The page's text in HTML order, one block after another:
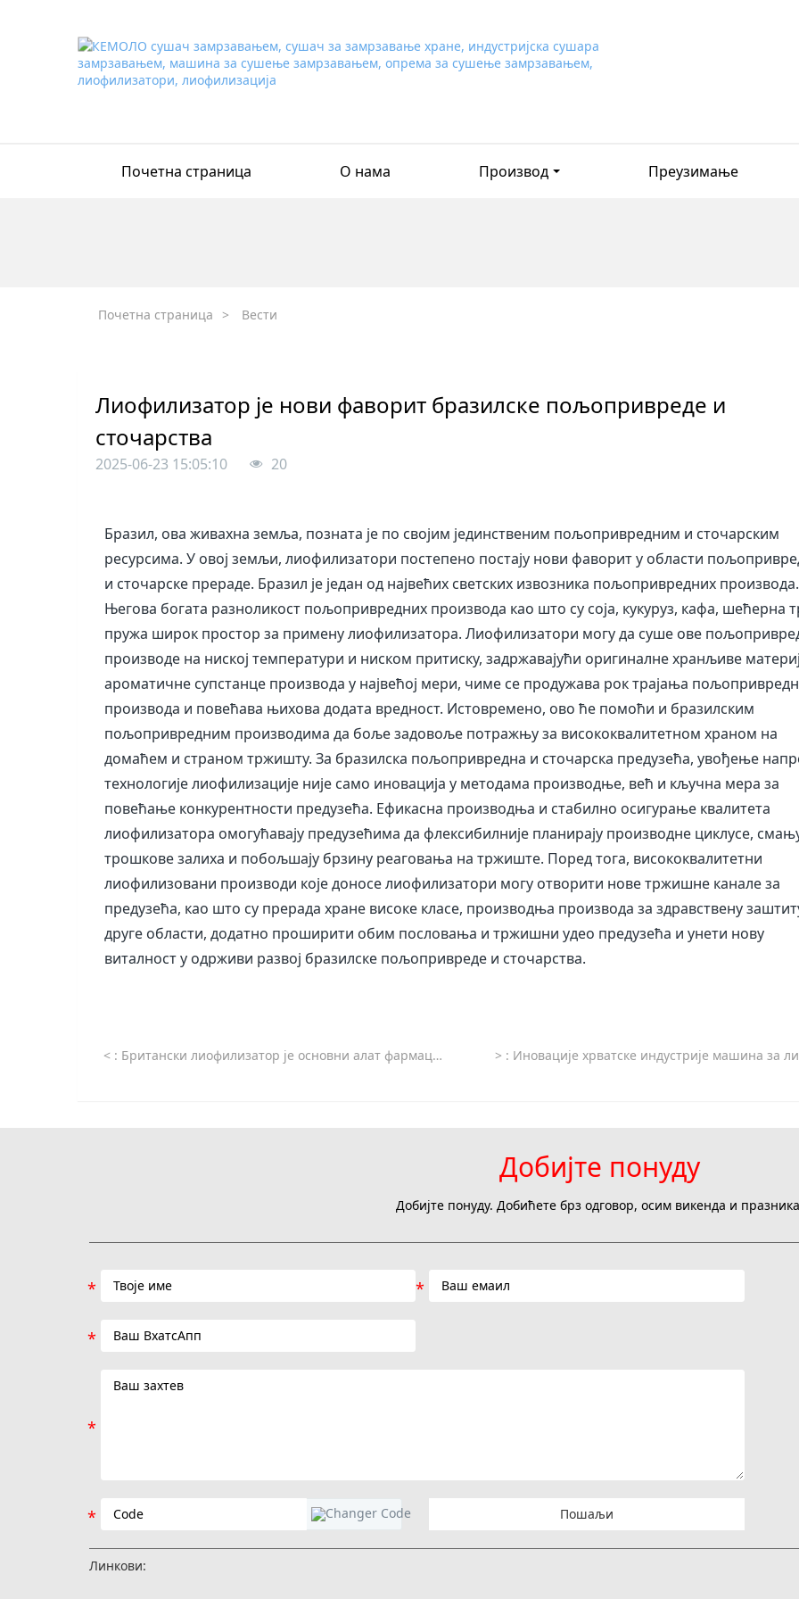
Почетна страница О нама Производ Преузимање
Почетна страница > Вести
Лиофилизатор је нови фаворит бразилске пољопривреде и
сточарства
2025-06-23 15:05:10 20
Бразил, ова живахна земља, позната је по својим јединственим пољопривредним и сточарским
ресурсима. У овој земљи, лиофилизатори постепено постају нови фаворит у области
и сточарске прераде. Бразил је један од највећих светских извозника пољопривредних производа.
Његова богата разноликост пољопривредних производа као што су соја, кукуруз, кафа, шећерна
пружа широк простор за примену лиофилизатора. Лиофилизатори могу да суше ове
производе на ниској температури и ниском притиску, задржавајући оригиналне хранљиве
ароматичне супстанце производа у највећој мери, чиме се продужава рок трајања
производа и повећава њихова додата вредност. Истовремено, ово ће помоћи и бразилским
пољопривредним производима да боље задовоље потражњу за висококвалитетном храном на
домаћем и страном тржишту. За бразилска пољопривредна и сточарска предузећа, увођење
технологије лиофилизације није само иновација у методама производње, већ и кључна мера за
повећање конкурентности предузећа. Ефикасна производња и стабилно осигурање квалитета
лиофилизатора омогућавају предузећима да флексибилније планирају производне циклусе,
трошкове залиха и побољшају брзину реаговања на тржиште. Поред тога, висококвалитетни
лиофилизовани производи које доносе лиофилизатори могу отворити нове тржишне канале за
предузећа, као што су прерада хране високе класе, производња производа за здравствену
друге области, додатно проширити обим пословања и тржишни удео предузећа и унети нову
виталност у одрживи развој бразилске пољопривреде и сточарства.
< : Британски лиофилизатор је основни алат фармацеутске индустрије > : Иновације хрватске индустрије машина за лиофилизацију воде
Добијте понуду
Добијте понуду. Добићете брз одговор, осим викенда и
Пошаљи
Линкови: